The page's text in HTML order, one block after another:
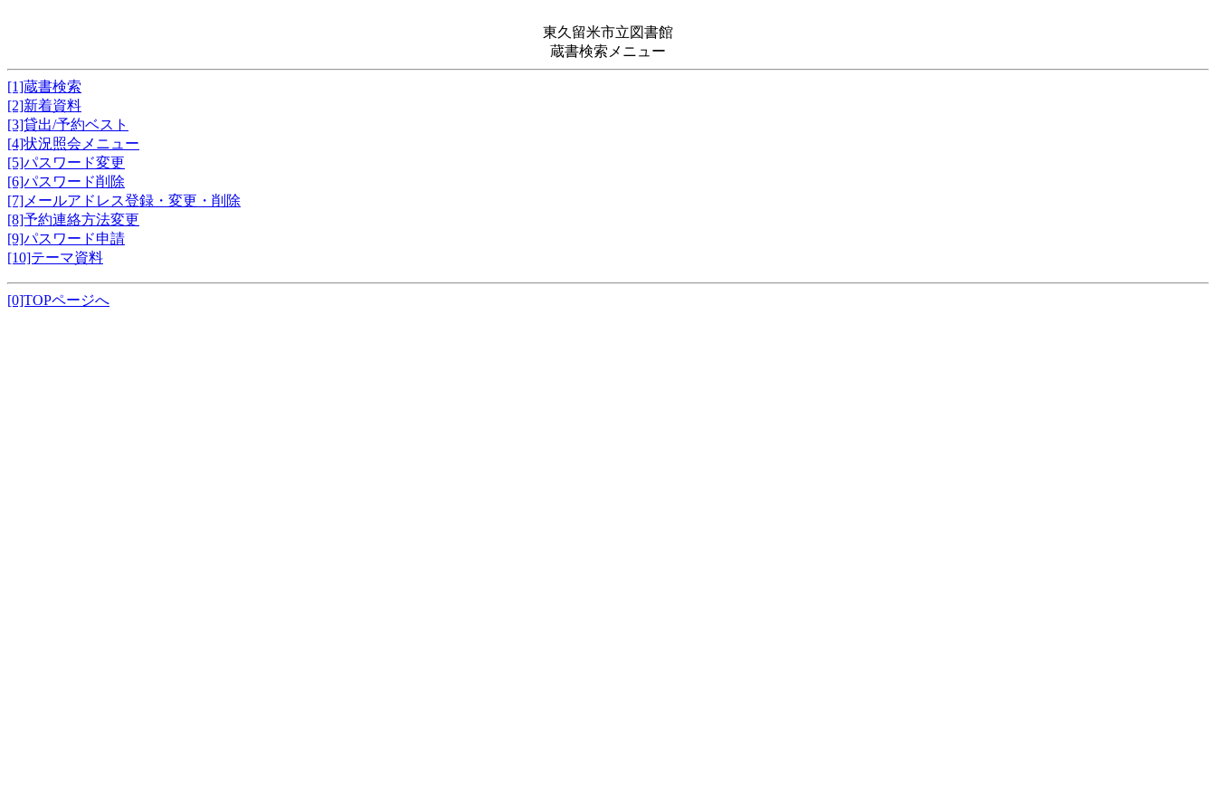
東久留米市立図書館
蔵書検索メニュー
[1]蔵書検索
[2]新着資料
[3]貸出/予約ベスト
[4]状況照会メニュー
[5]パスワード変更
[6]パスワード削除
[7]メールアドレス登録・変更・削除
[8]予約連絡方法変更
[9]パスワード申請
[10]テーマ資料
[0]TOPページへ